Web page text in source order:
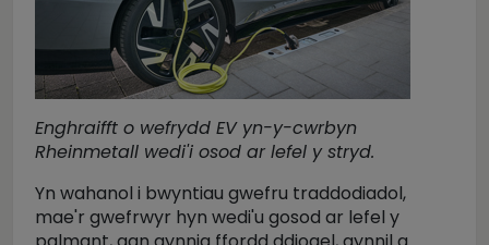
Enghraifft o wefrydd EV yn-y-cwrbyn
Rheinmetall wedi'i osod ar lefel y stryd.
Yn wahanol i bwyntiau gwefru traddodiadol,
mae'r gwefrwyr hyn wedi'u gosod ar lefel y